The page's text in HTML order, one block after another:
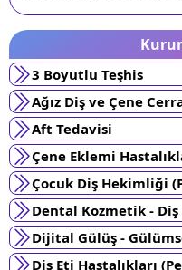
3 Boyutlu Teşhis
Ağız Diş ve Çene
Aft Tedavisi
Çene Eklemi
Çocuk Diş Hekimliği
Dental Kozmetik -
Dijital Gülüş -
Diş Eti Hastalıkları